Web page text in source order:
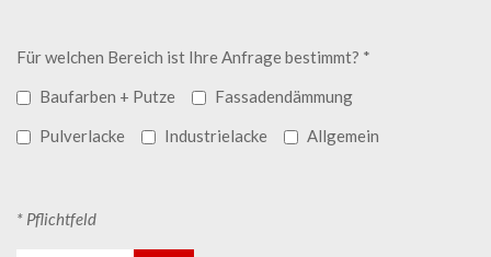
Für welchen Bereich ist Ihre Anfrage bestimmt? *
Baufarben + Putze
Fassadendämmung
Pulverlacke
Industrielacke Allgemein
* Pflichtfeld